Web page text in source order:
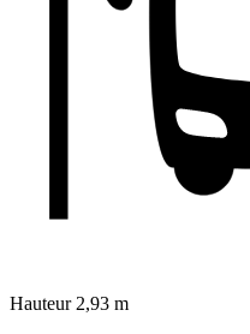
Hauteur 2,93 m